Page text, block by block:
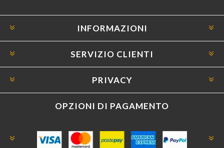
INFORMAZIONI
SERVIZIO CLIENTI
PRIVACY
OPZIONI DI PAGAMENTO